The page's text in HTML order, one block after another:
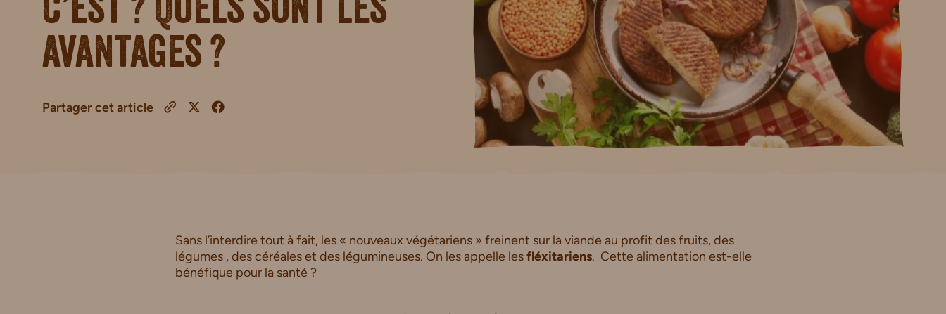
c’est ? Quels sont les
avantages ?
Partager cet article
Sans l’interdire tout à fait, les « nouveaux végétariens » freinent sur la viande au profit des fruits, des
légumes , des céréales et des légumineuses. On les appelle lesfléxitariens. Cette alimentation est-elle
bénéfique pour la santé ?